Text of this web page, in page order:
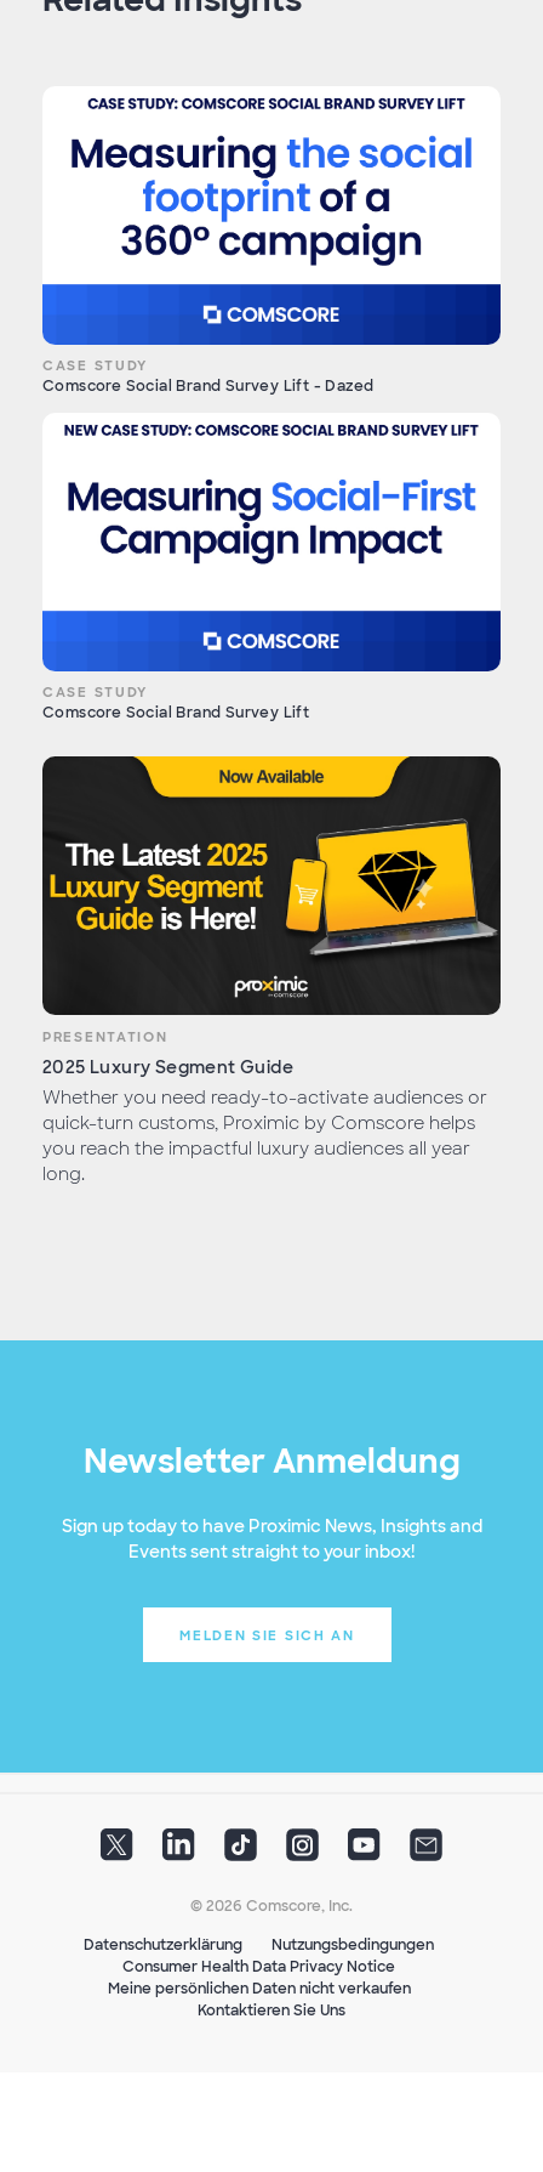
CASE STUDY
Comscore Social Brand Survey Lift - Dazed
CASE STUDY
Comscore Social Brand Survey Lift
PRESENTATION
2025 Luxury Segment Guide
Whether you need ready-to-activate audiences or
quick-turn customs, Proximic by Comscore helps
you reach the impactful luxury audiences all year
long.
Newsletter Anmeldung
Sign up today to have Proximic News, Insights and
Events sent straight to your inbox!
MELDEN SIE SICH AN
© 2026 Comscore, Inc.
Datenschutzerklärung
Nutzungsbedingungen
Consumer Health Data Privacy Notice
Meine persönlichen Daten nicht verkaufen
Kontaktieren Sie Uns